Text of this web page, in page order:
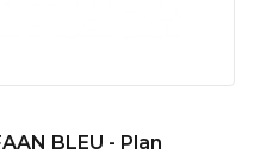
BLEU - Plan